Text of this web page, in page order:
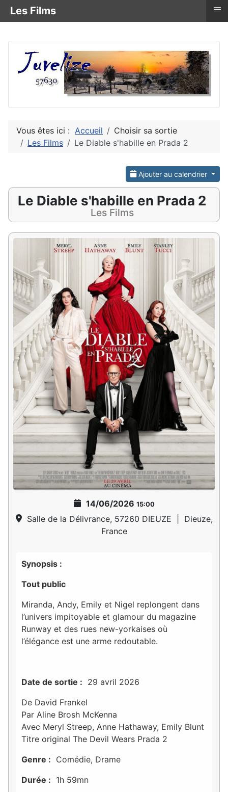
Vous êtes ici : Accueil
Choisir sa sortie
Les Films
Le Diable s'habille en Prada 2
Ajouter au calendrier
Le Diable s'habille en Prada 2
Les Films
14/06/2026 15:00
Salle de la Délivrance, 57260 DIEUZE
Dieuze,
France
Synopsis :
Tout public
Miranda, Andy, Emily et Nigel replongent dans
l’univers impitoyable et glamour du magazine
Runway et des rues new-yorkaises où
l’élégance est une arme redoutable.
Date de sortie : 29 avril 2026
De David Frankel
Par Aline Brosh McKenna
Avec Meryl Streep, Anne Hathaway, Emily Blunt
Titre original The Devil Wears Prada 2
Genre : Comédie, Drame
Durée : 1h 59mn
Les Films ≡